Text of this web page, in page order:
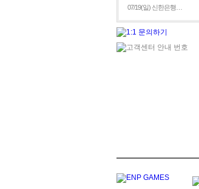
07/19(일) 신한은행…